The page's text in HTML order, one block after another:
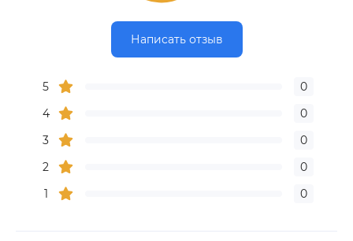
Написать отзыв
5
0
4
0
3
0
2
0
1
0